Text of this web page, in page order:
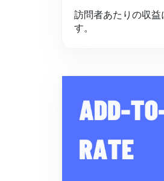
訪問者あたりの収益
す。